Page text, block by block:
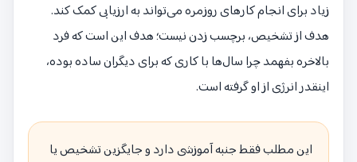
زیاد برای انجام کارهای روزمره می‌تواند به ارزیابی کمک کند.
هدف از تشخیص، برچسب زدن نیست؛ هدف این است که فرد
بالاخره بفهمد چرا سال‌ها با کاری که برای دیگران ساده بوده،
اینقدر انرژی از او گرفته است.
این مطلب فقط جنبه آموزشی دارد و جایگزین تشخیص یا